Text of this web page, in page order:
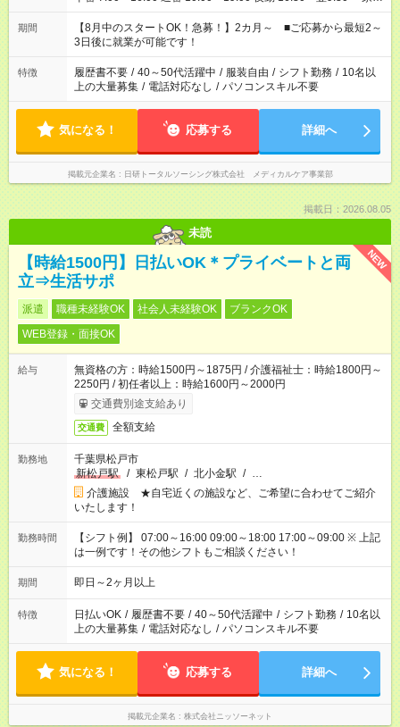
と休みを合わせたい」 「余裕を持って夕飯の準備がしたい」
「できれば残業はしたくない」 など、ご希望を教えてください
ね。 ※Wワーク希望の方へ 今ご覧のお仕事で希望する勤務時間
と、もう1つのお仕事の勤務時間。 合計で週40時間を超える場
合は応募できません。
期間
【8月中のスタートOK！急募！】2カ月～ ■ご応募から最短2～
3日後に就業が可能です！
特徴 履歴書不要 / 40～50代活躍中 / 服装自由 / シフト勤務 / 10名以
上の大量募集 / 電話対応なし / パソコンスキル不要
気になる！ 応募する 詳細へ
掲載元企業名 日研トータルソーシング株式会社 メディカルケア事業部
掲載日：2026.08.05
未読
NEW
【時給1500円】日払いOK＊プライベートと両
立⇒生活サポ
派遣 職種未経験OK 社会人未経験OK
ブランクOK
WEB登録・面接OK
給与
無資格の方：時給1500円～1875円 / 介護福祉士：時給1800円～
2250円 / 初任者以上：時給1600円～2000円
交通費別途支給あり
交通費 全額支給
勤務地
千葉県松戸市
新松戸駅
/ 東松戸駅 / 北小金駅 / …
介護施設 ★自宅近くの施設など、ご希望に合わせてご紹介
いたします！
勤務時間
【シフト例】 07:00～16:00 09:00～18:00 17:00～09:00 ※ 上記
は一例です！その他シフトもご相談ください！
期間 即日～2ヶ月以上
特徴 日払いOK / 履歴書不要 / 40～50代活躍中 / シフト勤務 / 10名以
上の大量募集 / 電話対応なし / パソコンスキル不要
気になる！ 応募する 詳細へ
掲載元企業名 株式会社ニッソーネット